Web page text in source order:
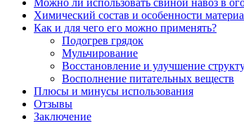
Химический состав и особенности
Как и для чего его можно применять?
Подогрев грядок
Мульчирование
Восстановление и улучшение
Восполнение питательных веществ
Плюсы и минусы использования
Отзывы
Заключение